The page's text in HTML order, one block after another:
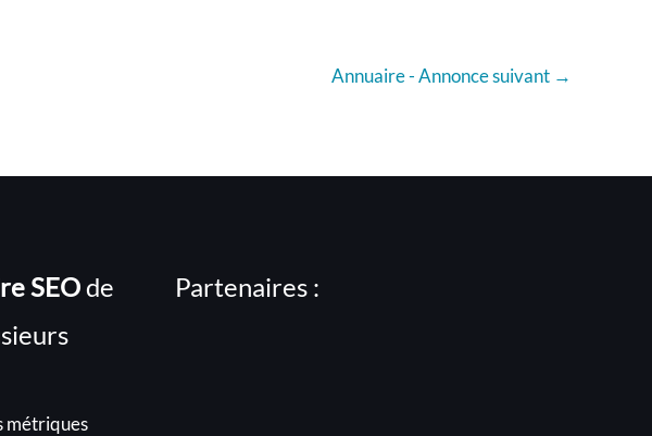
Annuaire - Annonce suivant →
SEOde
métriques
Partenaires :